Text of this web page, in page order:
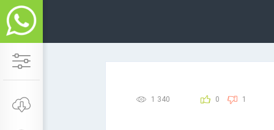
1 340 0 1